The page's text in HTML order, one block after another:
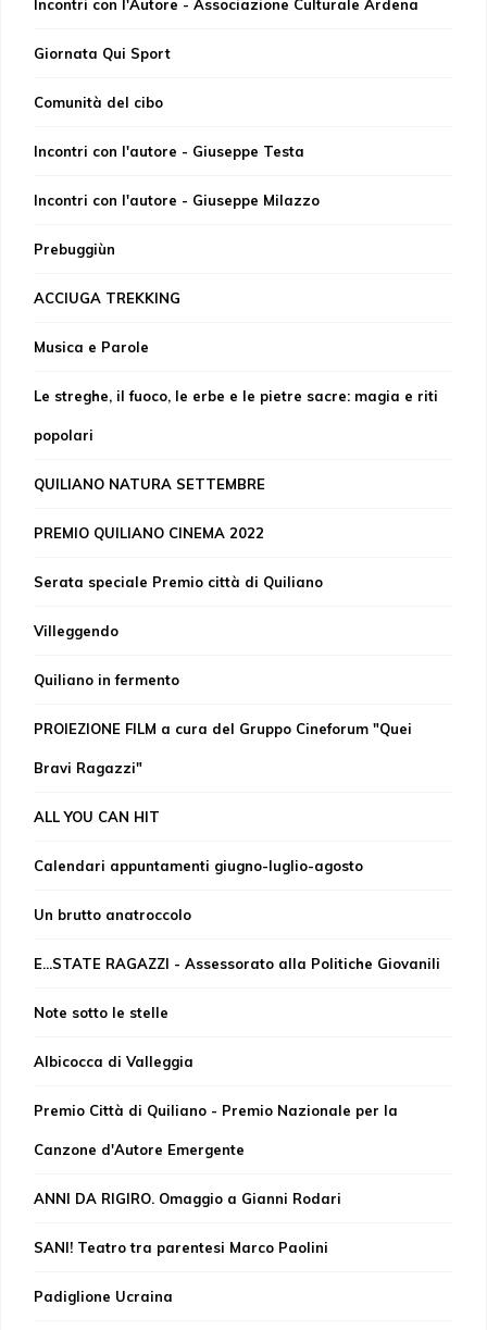
Incontri con l'Autore - Associazione Culturale Ardena
Giornata Qui Sport
Comunità del cibo
Incontri con l'autore - Giuseppe Testa
Incontri con l'autore - Giuseppe Milazzo
Prebuggiùn
ACCIUGA TREKKING
Musica e Parole
Le streghe, il fuoco, le erbe e le pietre sacre: magia e riti
popolari
QUILIANO NATURA SETTEMBRE
PREMIO QUILIANO CINEMA 2022
Serata speciale Premio città di Quiliano
Villeggendo
Quiliano in fermento
PROIEZIONE FILM a cura del Gruppo Cineforum "Quei
Bravi Ragazzi"
ALL YOU CAN HIT
Calendari appuntamenti giugno-luglio-agosto
Un brutto anatroccolo
E...STATE RAGAZZI - Assessorato alla Politiche Giovanili
Note sotto le stelle
Albicocca di Valleggia
Premio Città di Quiliano - Premio Nazionale per la
Canzone d'Autore Emergente
ANNI DA RIGIRO. Omaggio a Gianni Rodari
SANI! Teatro tra parentesi Marco Paolini
Padiglione Ucraina